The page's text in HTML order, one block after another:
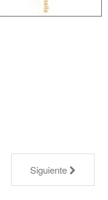
Siguiente